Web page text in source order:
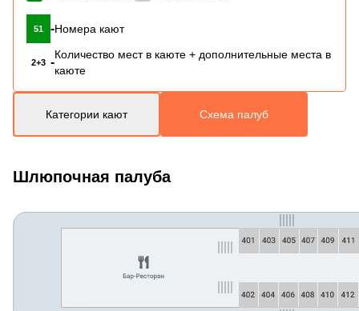
51 -Номера кают
2+3 -
Количество мест в каюте + дополнительные места в
каюте
Категории кают Схема палуб
Шлюпочная палуба